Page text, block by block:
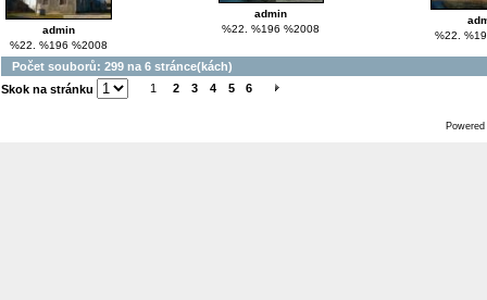
admin
%22. %196 %2008
admin
%22. %196 %2008
%22.
Počet souborů: 299 na 6 stránce(kách)
Skok na stránku
1 2 3 4 5 6